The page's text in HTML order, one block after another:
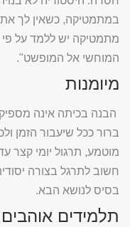
במתמטיקה, כשאין לך את
מתמטיקה יש ללמד על פי
המוחשי אל המופשט".
מיומנות
הבנה בכיתה אינה
ברור ככל שיעבור הזמן
מוטמע, תרגול יומי קצר
חשוב לתרגל בצורה
בסיס לנושא הבא.
תלמידים